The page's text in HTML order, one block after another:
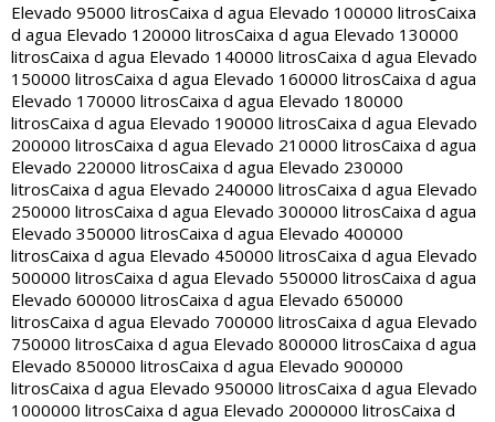
Elevado 95000 litrosCaixa d agua Elevado 100000 litrosCaixa
d agua Elevado 120000 litrosCaixa d agua Elevado 130000
litrosCaixa d agua Elevado 140000 litrosCaixa d agua Elevado
150000 litrosCaixa d agua Elevado 160000 litrosCaixa d agua
Elevado 170000 litrosCaixa d agua Elevado 180000
litrosCaixa d agua Elevado 190000 litrosCaixa d agua Elevado
200000 litrosCaixa d agua Elevado 210000 litrosCaixa d agua
Elevado 220000 litrosCaixa d agua Elevado 230000
litrosCaixa d agua Elevado 240000 litrosCaixa d agua Elevado
250000 litrosCaixa d agua Elevado 300000 litrosCaixa d agua
Elevado 350000 litrosCaixa d agua Elevado 400000
litrosCaixa d agua Elevado 450000 litrosCaixa d agua Elevado
500000 litrosCaixa d agua Elevado 550000 litrosCaixa d agua
Elevado 600000 litrosCaixa d agua Elevado 650000
litrosCaixa d agua Elevado 700000 litrosCaixa d agua Elevado
750000 litrosCaixa d agua Elevado 800000 litrosCaixa d agua
Elevado 850000 litrosCaixa d agua Elevado 900000
litrosCaixa d agua Elevado 950000 litrosCaixa d agua Elevado
1000000 litrosCaixa d agua Elevado 2000000 litrosCaixa d